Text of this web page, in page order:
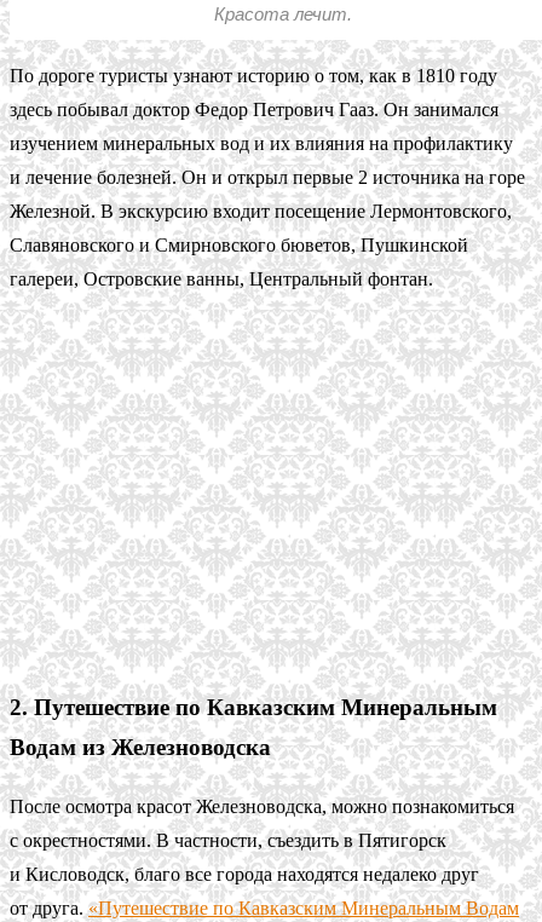
Красота лечит.
По дороге туристы узнают историю о том, как в 1810 году
здесь побывал доктор Федор Петрович Гааз. Он занимался
изучением минеральных вод и их влияния на профилактику
и лечение болезней. Он и открыл первые 2 источника на горе
Железной. В экскурсию входит посещение Лермонтовского,
Славяновского и Смирновского бюветов, Пушкинской
галереи, Островские ванны, Центральный фонтан.
2. Путешествие по Кавказским Минеральным
Водам из Железноводска
После осмотра красот Железноводска, можно познакомиться
с окрестностями. В частности, съездить в Пятигорск
и Кисловодск, благо все города находятся недалеко друг
от друга. «Путешествие по Кавказским Минеральным Водам